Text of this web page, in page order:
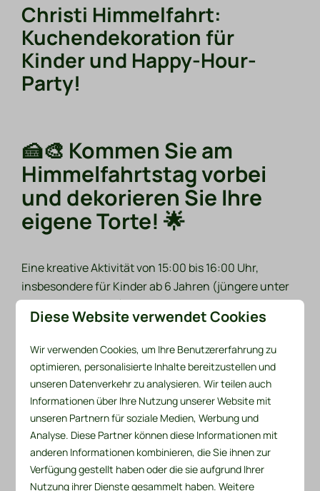
Christi Himmelfahrt:
Kuchendekoration für
Kinder und Happy-Hour-
Party!
🍰🎨 Kommen Sie am
Himmelfahrtstag vorbei
und dekorieren Sie Ihre
eigene Torte! 🌟
Eine kreative Aktivität von 15:00 bis 16:00 Uhr,
insbesondere für Kinder ab 6 Jahren (jüngere unter
Aufsicht der Eltern). Seien Sie schnell, denn wir
müssen unsere Kuchen kaufen! Registrieren Sie sich
über Activitiesdewielen@hotmail.com.
Nach all der kreativen Arbeit ist es Zeit für etwas
Entspannung während unserer Happy Hour von
16:00 bis 18:00 Uhr! 🥳 Genießen Sie Getränke für
nur 2 €, darunter Bier, Softdrinks, Wein und Kaffee.
Eine perfekte Möglichkeit, den Tag festlich
ausklingen zu lassen!
Diese Website verwendet Cookies
Wir verwenden Cookies, um Ihre Benutzererfahrung zu
optimieren, personalisierte Inhalte bereitzustellen und
unseren Datenverkehr zu analysieren. Wir teilen auch
Informationen über Ihre Nutzung unserer Website mit
unseren Partnern für soziale Medien, Werbung und
Analyse. Diese Partner können diese Informationen mit
anderen Informationen kombinieren, die Sie ihnen zur
Verfügung gestellt haben oder die sie aufgrund Ihrer
Nutzung ihrer Dienste gesammelt haben. Weitere